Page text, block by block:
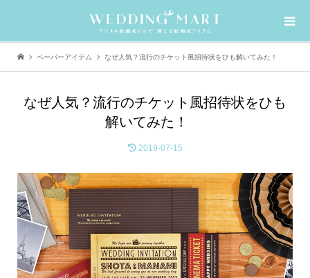
ペーパーアイテム なぜ人気？流行のチケット風招待状をひも解いてみた！
なぜ人気？流行のチケット風招待状をひも
解いてみた！
2019-07-15